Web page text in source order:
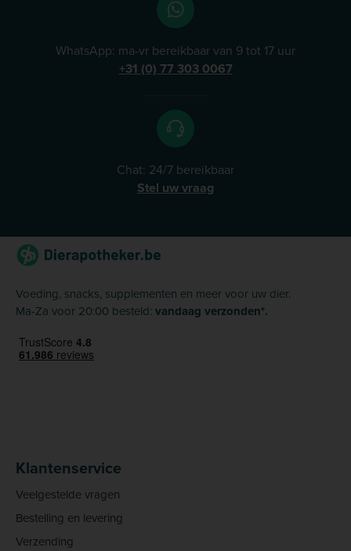
U kunt ons dan altijd bellen of emailen.&nbsp;
Thuiswinkel waarborg Dierapotheker.nl is
gecertificeerd door de Stichting Certificering
Thuiswinkel Waarborg. Dit betekent dat&nbsp;onze
wet- en regelgeving en de Gedragsregels Thuiswinkel
Waarborg van Thuiswinkel.org. U vindt hier ons
actuele&nbsp;Thuiswinkel Waarborg Certificaat.&nbsp;
WhatsApp: ma-vr bereikbaar van 9 tot 17 uur
+31 (0) 77 303 0067
Chat: 24/7 bereikbaar
Stel uw vraag
Voeding, snacks, supplementen en meer voor uw dier.
Ma-Za voor 20:00 besteld: vandaag verzonden*.
Klantenservice
Veelgestelde vragen
Bestelling en levering
Verzending